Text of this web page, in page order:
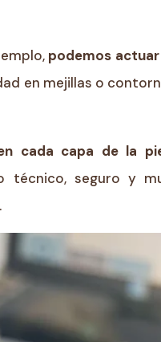
podemos
en mejillas o
cada capa de la
técnico, seguro y